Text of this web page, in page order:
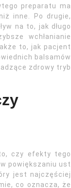
preparatu ma
inne. Po drugie,
na to, jak długo
wchłanianie
to, jak pacjent
balsamów
zdrowy tryb
czy efekty tego
powiększaniu ust
jest najczęściej
co oznacza, że